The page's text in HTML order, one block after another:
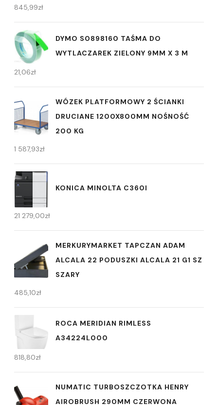
845,99zł
DYMO S0898160 TAŚMA DO
WYTLACZAREK ZIELONY 9MM X 3 M
21,06zł
WÓZEK PLATFORMOWY 2 ŚCIANKI
DRUCIANE 1200X800MM NOŚNOŚĆ
200 KG
1 587,93zł
KONICA MINOLTA C360I
21 279,00zł
MERKURYMARKET TAPCZAN ADAM
ALCALA 22 PODUSZKI ALCALA 21 G1 SZ
SZARY
485,10zł
ROCA MERIDIAN RIMLESS
A34224L000
818,80zł
NUMATIC TURBOSZCZOTKA HENRY
AIROBRUSH 290MM CZERWONA